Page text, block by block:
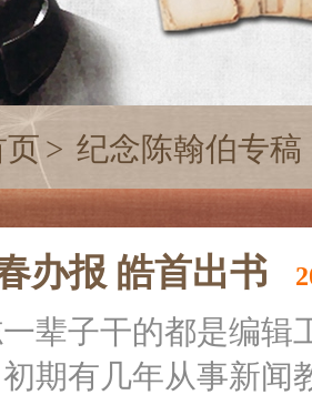
页> 纪念陈翰伯专稿
办报 皓首出书
辈子干的都是编
期有几年从事新闻